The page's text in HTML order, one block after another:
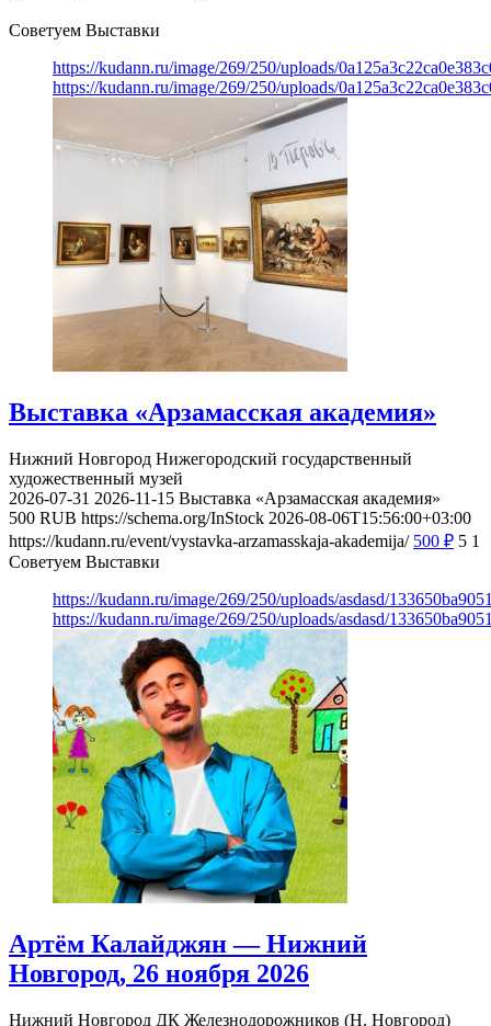
Советуем Выставки
https://kudann.ru/image/269/250/uploads/
https://kudann.ru/image/269/250/uploads/
Выставка «Арзамасская академия»
Нижний Новгород Нижегородский государственный
художественный музей
2026-07-31 2026-11-15 Выставка «Арзамасская академия»
500 RUB https://schema.org/InStock 2026-08-06T15:56:00+03:00
https://kudann.ru/event/vystavka-arzamasskaja-akademija/ 500 ₽ 5 1
Советуем Выставки
https://kudann.ru/image/269/250/uploads/asdasd/
https://kudann.ru/image/269/250/uploads/asdasd/
Артём Калайджян — Нижний
Новгород, 26 ноября 2026
Нижний Новгород ДК Железнодорожников (Н. Новгород)